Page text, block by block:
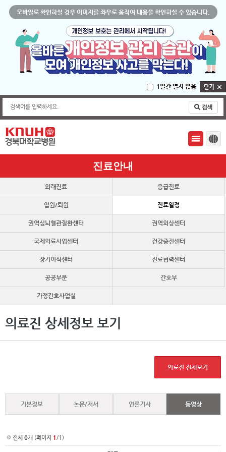
모바일로 확인하실 경우 이미지를 좌우로 움직여 내용을 확인하실 수 있습니다.
1일간 열지 않음
검색어를 입력하세요.
진료안내
외래진료 응급진료
입원/퇴원 진료일정
권역심뇌혈관질환센터 권역외상센터
국제의료사업센터 건강증진센터
장기이식센터 진료협력센터
공공부문 간호부
가정간호사업실
의료진 상세정보 보기
의료진 전체보기
기본정보 논문/저서 언론기사 동영상
전체 0개 (페이지 1/1)